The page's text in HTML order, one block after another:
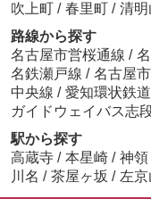
吹上町 / 春里町 / 清明
路線から探す
名古屋市営桜通線 /
名鉄瀬戸線 / 名古屋
中央線 / 愛知環状鉄道
ガイドウェイバス志
駅から探す
高蔵寺 / 本星崎 / 神領
川名 / 茶屋ヶ坂 / 左京